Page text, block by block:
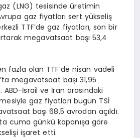
gaz (LNG) tesisinde üretimin
gaz fiyatları sert yükseliş
TTF’de gaz fiyatları, son bir
megavatsaat başı 53,4
fazla olan TTF’de nisan vadeli
megavatsaat başı 31,95
ABD-İsrail ve İran arasındaki
gaz fiyatları bugün TSİ
başı 68,5 avrodan açıldı.
cuma günkü kapanışa göre
işaret etti.